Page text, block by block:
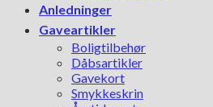
Anledninger
Gaveartikler
Boligtilbehør
Dåbsartikler
Gavekort
Smykkeskrin